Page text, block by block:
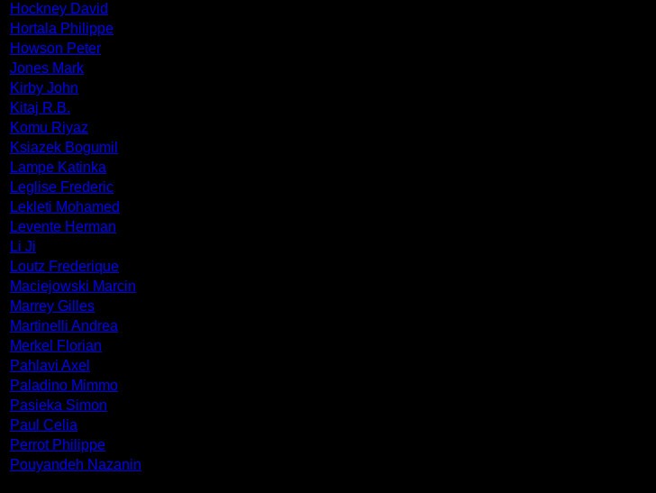
Hockney David
Hortala Philippe
Howson Peter
Jones Mark
Kirby John
Kitaj R.B.
Komu Riyaz
Ksiazek Bogumil
Lampe Katinka
Leglise Frederic
Lekleti Mohamed
Levente Herman
Li Ji
Loutz Frederique
Maciejowski Marcin
Marrey Gilles
Martinelli Andrea
Merkel Florian
Pahlavi Axel
Paladino Mimmo
Pasieka Simon
Paul Celia
Perrot Philippe
Pouyandeh Nazanin